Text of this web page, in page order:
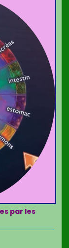
par les